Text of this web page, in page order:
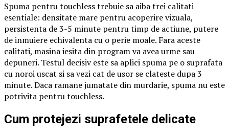
Spuma pentru touchless trebuie sa aiba trei calitati
esentiale: densitate mare pentru acoperire vizuala,
persistenta de 3-5 minute pentru timp de actiune, putere
de inmuiere echivalenta cu o perie moale. Fara aceste
calitati, masina iesita din program va avea urme sau
depuneri. Testul decisiv este sa aplici spuma pe o suprafata
cu noroi uscat si sa vezi cat de usor se clateste dupa 3
minute. Daca ramane jumatate din murdarie, spuma nu este
potrivita pentru touchless.
Cum protejezi suprafetele delicate